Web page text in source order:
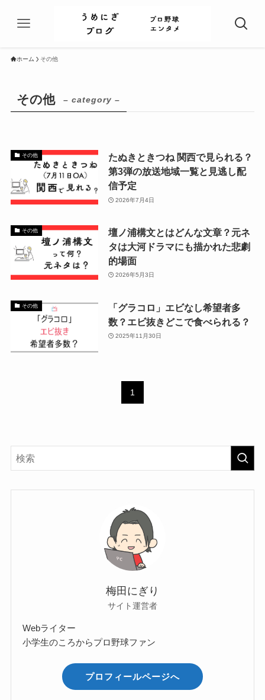
ホーム その他
その他 – category –
その他
たぬきときつね 関西で見られる？
第3弾の放送地域一覧と見逃し配
信予定
2026年7月4日
その他
壇ノ浦構文とはどんな文章？元ネ
タは大河ドラマにも描かれた悲劇
的場面
2026年5月3日
その他
「グラコロ」エビなし希望者多
数？エビ抜きどこで食べられる？
2025年11月30日
1
梅田にぎり
サイト運営者
Webライター
小学生のころからプロ野球ファン
プロフィールページへ